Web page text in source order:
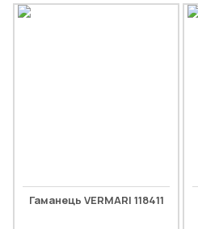
Гаманець VERMARI 118411